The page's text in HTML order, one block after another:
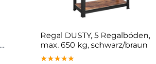
Regal DUSTY, 5 Regalböden,
max. 650 kg, schwarz/braun
★★★★★
★★★★★
★★★★★